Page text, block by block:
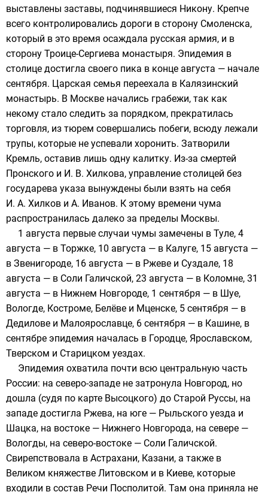
выставлены заставы, подчинявшиеся Никону. Крепче
всего контролировались дороги в сторону Смоленска,
который в это время осаждала русская армия, и в
сторону Троице-Сергиева монастыря. Эпидемия в
столице достигла своего пика в конце августа — начале
сентября. Царская семья переехала в Калязинский
монастырь. В Москве начались грабежи, так как
некому стало следить за порядком, прекратилась
торговля, из тюрем совершались побеги, всюду лежали
трупы, которые не успевали хоронить. Затворили
Кремль, оставив лишь одну калитку. Из-за смертей
Пронского и И. В. Хилкова, управление столицей без
государева указа вынуждены были взять на себя
И. А. Хилков и А. Иванов. К этому времени чума
распространилась далеко за пределы Москвы.
1 августа первые случаи чумы замечены в Туле, 4
августа — в Торжке, 10 августа — в Калуге, 15 августа —
в Звенигороде, 16 августа — в Ржеве и Суздале, 18
августа — в Соли Галичской, 23 августа — в Коломне, 31
августа — в Нижнем Новгороде, 1 сентября — в Шуе,
Вологде, Костроме, Белёве и Мценске, 5 сентября — в
Дедилове и Малоярославце, 6 сентября — в Кашине, в
сентябре эпидемия началась в Городце, Ярославском,
Тверском и Старицком уездах.
Эпидемия охватила почти всю центральную часть
России: на северо-западе не затронула Новгород, но
дошла (судя по карте Высоцкого) до Старой Руссы, на
западе достигла Ржева, на юге — Рыльского уезда и
Шацка, на востоке — Нижнего Новгорода, на севере —
Вологды, на северо-востоке — Соли Галичской.
Свирепствовала в Астрахани, Казани, а также в
Великом княжестве Литовском и в Киеве, которые
входили в состав Речи Посполитой. Там она приняла не